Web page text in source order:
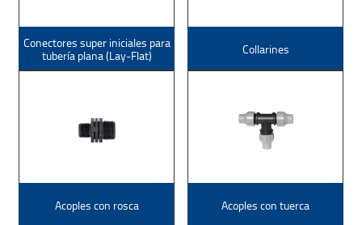
Conectores super iniciales para
tubería plana (Lay-Flat)
Collarines
Acoples con rosca Acoples con tuerca